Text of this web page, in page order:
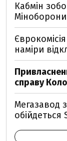
Кабмін
Міноборони
наміри
справу
Мегазавод
обійдеться